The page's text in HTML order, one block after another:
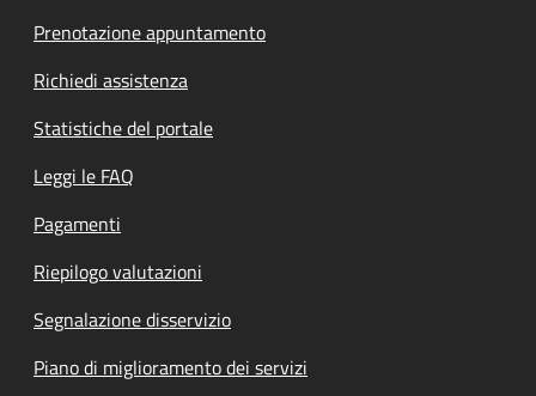
Prenotazione appuntamento
Richiedi assistenza
Statistiche del portale
Leggi le FAQ
Pagamenti
Riepilogo valutazioni
Segnalazione disservizio
Piano di miglioramento dei servizi